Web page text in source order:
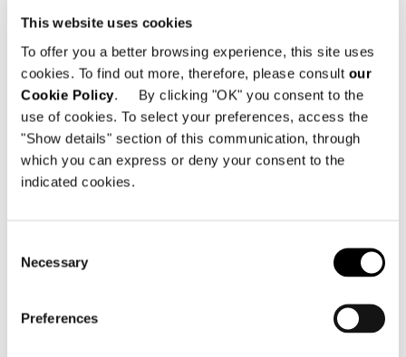
This website uses cookies
To offer you a better browsing experience, this site uses
cookies. To find out more, therefore, please consult our
Cookie Policy. By clicking "OK" you consent to the
use of cookies. To select your preferences, access the
"Show details" section of this communication, through
which you can express or deny your consent to the
indicated cookies.
Selection
Necessary
Preferences